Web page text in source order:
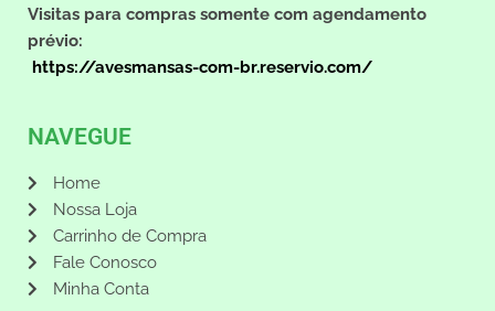
Visitas para compras somente com agendamento
prévio:
https://avesmansas-com-br.reservio.com/
NAVEGUE
Home
Nossa Loja
Carrinho de Compra
Fale Conosco
Minha Conta